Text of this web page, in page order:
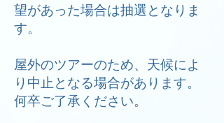
望があった場合は抽選となりま
す。
​屋外のツアーのため、天候によ
り中止となる場合があります。
何卒ご了承ください。